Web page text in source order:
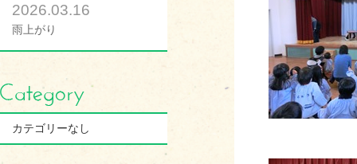
2026.03.16
雨上がり
カテゴリーなし